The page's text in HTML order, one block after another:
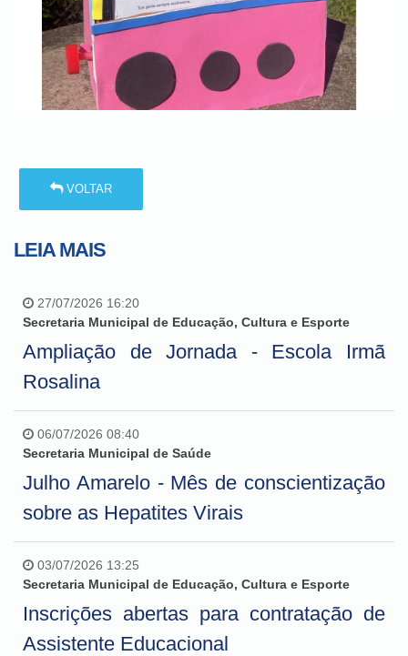
VOLTAR
LEIA MAIS
27/07/2026 16:20
Secretaria Municipal de Educação, Cultura e Esporte
Ampliação de Jornada - Escola Irmã
Rosalina
06/07/2026 08:40
Secretaria Municipal de Saúde
Julho Amarelo - Mês de conscientização
sobre as Hepatites Virais
03/07/2026 13:25
Secretaria Municipal de Educação, Cultura e Esporte
Inscrições abertas para contratação de
Assistente Educacional